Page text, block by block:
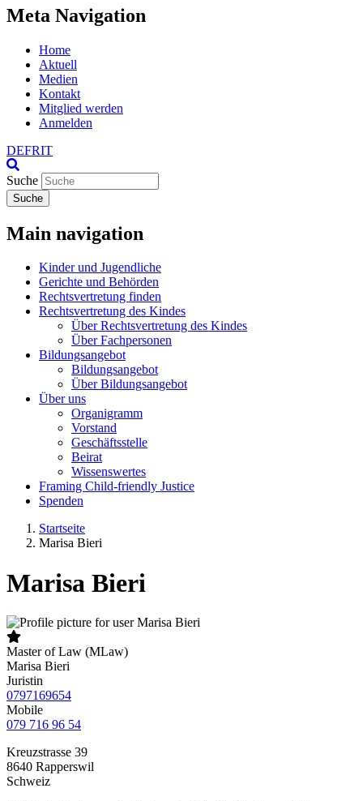
Meta Navigation
Home
Aktuell
Medien
Kontakt
Mitglied werden
Anmelden
DEFRIT
Suche
Suche
Main navigation
Kinder und Jugendliche
Gerichte und Behörden
Rechtsvertretung finden
Rechtsvertretung des Kindes
Über Rechtsvertretung des Kindes
Über Fachpersonen
Bildungsangebot
Bildungsangebot
Über Bildungsangebot
Über uns
Organigramm
Vorstand
Geschäftsstelle
Beirat
Wissenswertes
Framing Child-friendly Justice
Spenden
Startseite
Marisa Bieri
Marisa Bieri
Master of Law (MLaw)
Marisa Bieri
Juristin
0797169654
Mobile
079 716 96 54
Kreuzstrasse 39
8640 Rapperswil
Schweiz